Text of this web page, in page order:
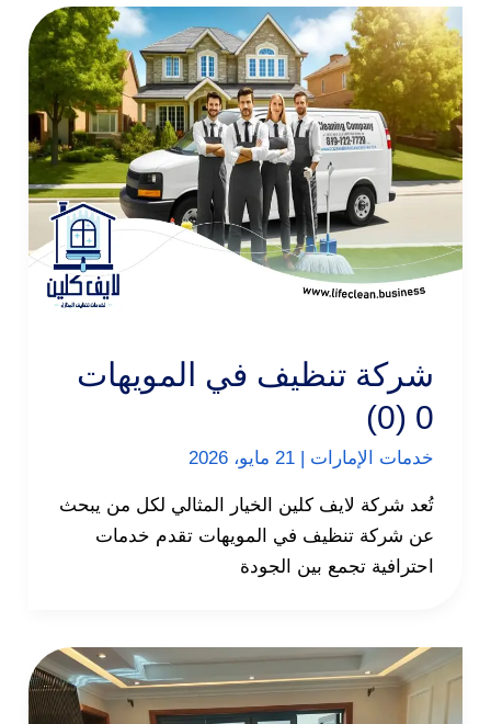
شركة تنظيف في المويهات
0 (0)
خدمات الإمارات | 21 مايو، 2026
تُعد شركة لايف كلين الخيار المثالي لكل من يبحث
عن شركة تنظيف في المويهات تقدم خدمات
احترافية تجمع بين الجودة